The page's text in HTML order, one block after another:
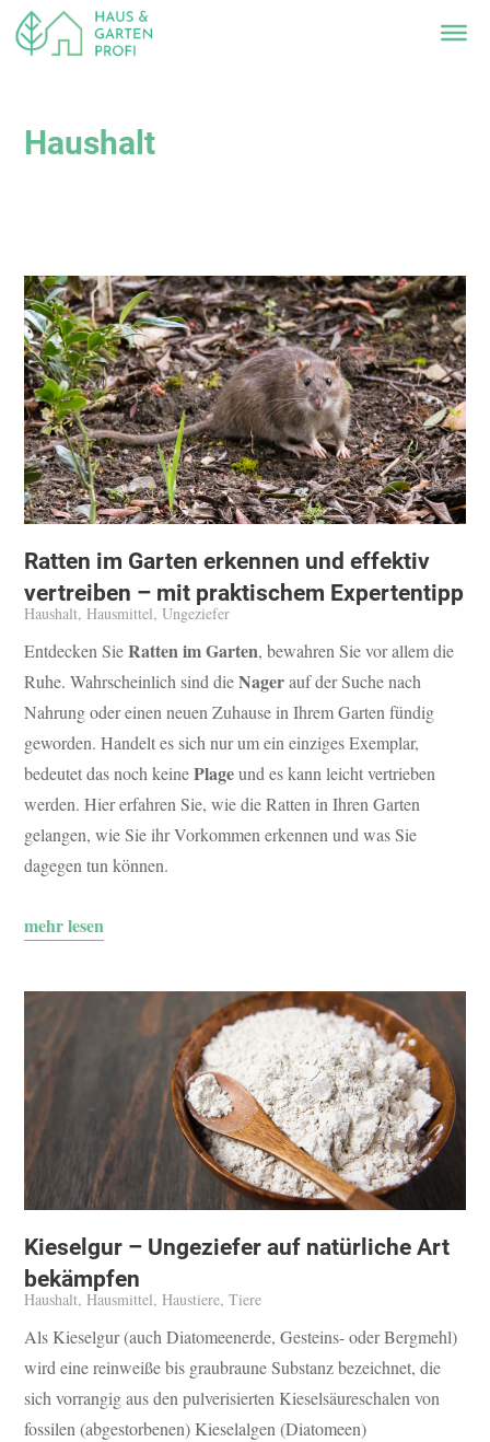
Haushalt
Ratten im Garten erkennen und effektiv
vertreiben – mit praktischem Expertentipp
Haushalt,Hausmittel,Ungeziefer
Entdecken SieRatten im Garten, bewahren Sie vor allem die
Ruhe. Wahrscheinlich sind dieNagerauf der Suche nach
Nahrung oder einen neuen Zuhause in Ihrem Garten fündig
geworden. Handelt es sich nur um ein einziges Exemplar,
bedeutet das noch keinePlageund es kann leicht vertrieben
werden. Hier erfahren Sie, wie die Ratten in Ihren Garten
gelangen, wie Sie ihr Vorkommen erkennen und was Sie
dagegen tun können.
mehr lesen
Kieselgur – Ungeziefer auf natürliche Art
bekämpfen
Haushalt,Hausmittel,Haustiere,Tiere
Als Kieselgur (auch Diatomeenerde, Gesteins- oder Bergmehl)
wird eine reinweiße bis graubraune Substanz bezeichnet, die
sich vorrangig aus den pulverisierten Kieselsäureschalen von
fossilen (abgestorbenen) Kieselalgen (Diatomeen)